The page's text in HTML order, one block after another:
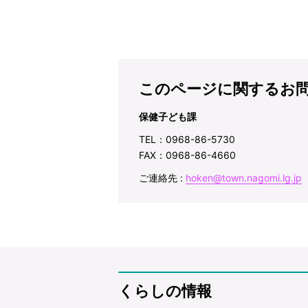
このページに関するお
保健子ども課
TEL：0968-86-5730
FAX：0968-86-4660
ご連絡先 : hoken@town.nagomi.lg.jp
くらしの情報